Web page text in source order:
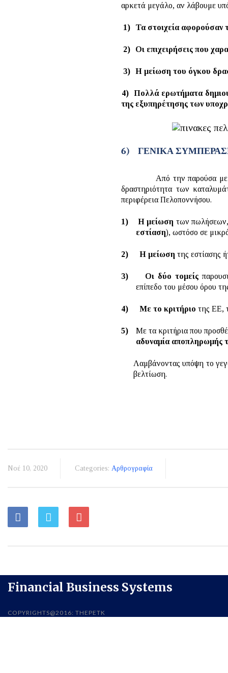
αρκετά μεγάλο, αν λάβουμε
1) Τα στοιχεία αφορούσαν
2) Οι επιχειρήσεις που
3) Η μείωση του όγκου
4)
Πολλά ερωτήματα
της εξυπηρέτησης των
6)ΓΕΝΙΚΑ
Από την παρούσα μελέτη
δραστηριότητα των
περιφέρεια Πελοποννήσου.
1) Η μείωση των πωλήσεων,
εστίαση), ωστόσο σε
2) Η μείωσητης εστίασης
3) Οι δύο τομείς
επίπεδο του μέσου όρου
4) Με το κριτήριοτης ΕΕ,
5)
Με τα κριτήρια που
αδυναμία αποπληρωμής
Λαμβάνοντας υπόψη το
βελτίωση.
Νοέ 10, 2020 Categories: Αρθρογραφία
Financial Business Systems
COPYRIGHTS@2016: THEPETK